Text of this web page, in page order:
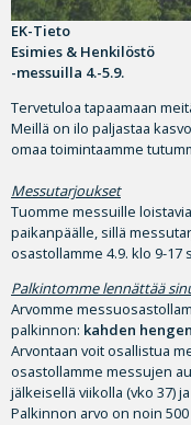
EK-Tieto
Esimies & Henkilöstö
-messuilla 4.-5.9.
Tervetuloa tapaamaan
Meillä on ilo paljastaa
omaa toimintaamme
Messutarjoukset
Tuomme messuille
paikanpäälle, sillä
osastollamme 4.9. klo 9-17
Palkintomme lennättää
Arvomme
palkinnon: kahden
Arvontaan voit osallistua
osastollamme messujen
jälkeisellä viikolla (vko 37)
Palkinnon arvo on noin 500